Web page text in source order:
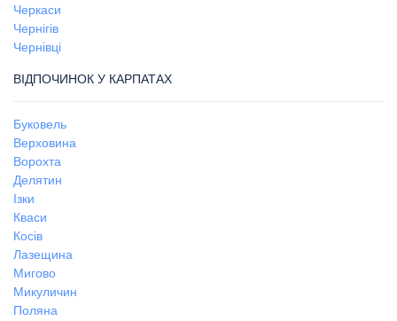
Черкаси
Чернігів
Чернівці
ВІДПОЧИНОК У КАРПАТАХ
Буковель
Верховина
Ворохта
Делятин
Ізки
Кваси
Косів
Лазещина
Мигово
Микуличин
Поляна